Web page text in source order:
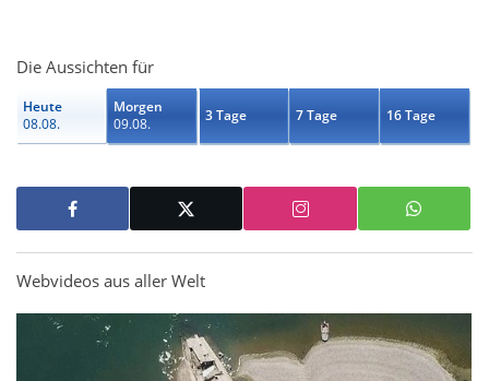
Die Aussichten für
Heute
08.08.
Morgen
09.08.
3 Tage 7 Tage 16 Tage
Webvideos aus aller Welt